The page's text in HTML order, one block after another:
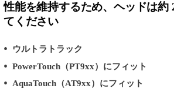
性能を維持するため、ヘッドは約
てください
ウルトラトラック
PowerTouch（PT9xx）にフィット
AquaTouch（AT9xx）にフィット